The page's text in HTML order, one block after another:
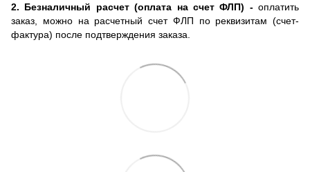
2. Безналичный расчет (оплата на счет ФЛП) -оплатить
заказ, можно на расчетный счет ФЛП по реквизитам (счет-
фактура) после подтверждения заказа.